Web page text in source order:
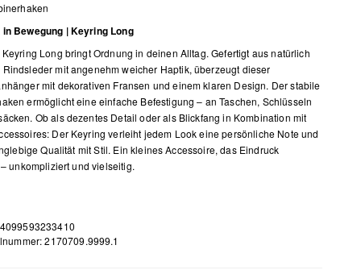
Bewegung | Keyring Long
Keyring Long bringt Ordnung in deinen Alltag. Gefertigt aus natürlich
mit angenehm weicher Haptik, überzeugt dieser
mit dekorativen Fransen und einem klaren Design. Der stabile
ermöglicht eine einfache Befestigung – an Taschen, Schlüsseln
Ob als dezentes Detail oder als Blickfang in Kombination mit
Der Keyring verleiht jedem Look eine persönliche Note und
Qualität mit Stil. Ein kleines Accessoire, das Eindruck
unkompliziert und vielseitig.
2170709.9999.1